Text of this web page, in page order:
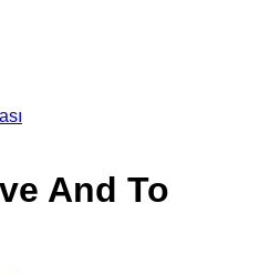
And To